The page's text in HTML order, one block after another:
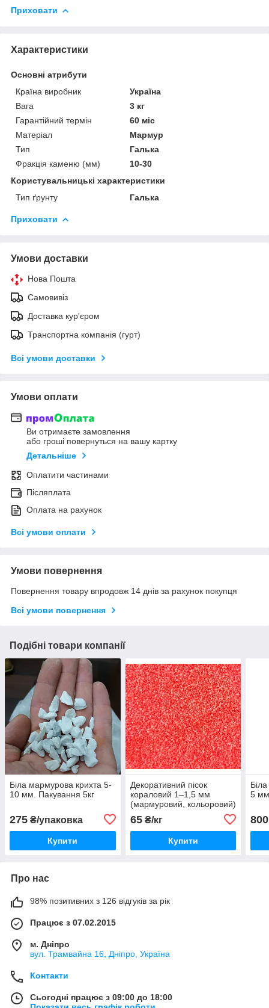
Приховати
Характеристики
Основні атрибути
Країна виробник
Україна
Вага
3 кг
Гарантійний термін
60 міс
Матеріал
Мармур
Тип
Галька
Фракція каменю (мм)
10-30
Користувальницькі характеристики
Тип ґрунту
Галька
Приховати
Умови доставки
Нова Пошта
Самовивіз
Доставка кур'єром
Транспортна компанія (гурт)
Всі умови доставки
Умови оплати
Ви отримаєте замовлення
або гроші повернуться на вашу картку
Детальніше
Оплатити частинами
Післяплата
Оплата на рахунок
Всі умови оплати
Умови повернення
Повернення товару впродовж 14 днів за рахунок покупця
Всі умови повернення
Подібні товари компанії
Біла мармурова крихта 5-
10 мм. Пакування 5кг
275 ₴/упаковка
Купити
Декоративний пісок
кораловий 1–1,5 мм
(мармуровий, кольоровий)
65₴/кг
Купити
5 мм
800
Про нас
98% позитивних з 126 відгуків за рік
Працює з 07.02.2015
м. Дніпро
вул. Трамвайна 16, Дніпро, Україна
Контакти
Сьогодні працює з 09:00 до 18:00